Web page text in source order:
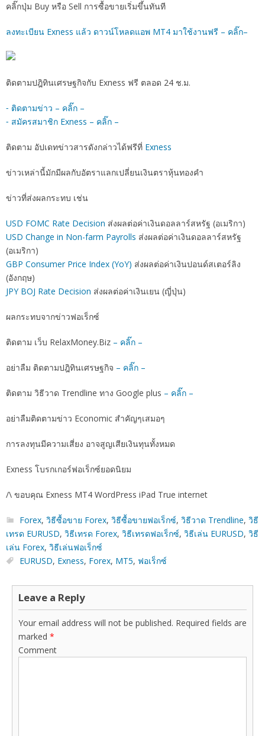
คลิ๊กปุ่ม Buy หรือ Sell การซื้อขายเริ่มขึ้นทันที
ลงทะเบียน Exness แล้ว ดาวน์โหลดแอพ MT4 มาใช้งานฟรี – คลิ๊ก–
ติดตามปฎิทินเศรษฐกิจกับ Exness ฟรี ตลอด 24 ช.ม.
⁃ ติดตามข่าว – คลิ๊ก –
⁃ สมัครสมาชิก Exness – คลิ๊ก –
ติดตาม อัปเดทข่าวสารดังกล่าวได้ฟรีที่ Exness
ข่าวเหล่านี้มักมีผลกับอัตราแลกเปลี่ยนเงินตราหุ้นทองคำ
ข่าวที่ส่งผลกระทบ เช่น
USD FOMC Rate Decision ส่งผลต่อค่าเงินดอลลาร์สหรัฐ (อเมริกา)
USD Change in Non-farm Payrolls ส่งผลต่อค่าเงินดอลลาร์สหรัฐ
(อเมริกา)
GBP Consumer Price Index (YoY) ส่งผลต่อค่าเงินปอนด์สเตอร์ลิง
(อังกฤษ)
JPY BOJ Rate Decision ส่งผลต่อค่าเงินเยน (ญี่ปุ่น)
ผลกระทบจากข่าวฟอเร็กซ์
ติดตาม เว็บ RelaxMoney.Biz – คลิ๊ก –
อย่าลืม ติดตามปฎิทินเศรษฐกิจ – คลิ๊ก –
ติดตาม วิธีวาด Trendline ทาง Google plus – คลิ๊ก –
อย่าลืมติดตามข่าว Economic สำคัญๆเสมอๆ
การลงทุนมีความเสี่ยง อาจสูญเสียเงินทุนทั้งหมด
Exness โบรกเกอร์ฟอเร็กซ์ยอดนิยม
/\ ขอบคุณ Exness MT4 WordPress iPad True internet
Forex, วิธีซื้อขาย Forex, วิธีซื้อขายฟอเร็กซ์, วิธีวาด Trendline, วิธี
เทรด EURUSD, วิธีเทรด Forex, วิธีเทรดฟอเร็กซ์, วิธีเล่น EURUSD, วิธี
เล่น Forex, วิธีเล่นฟอเร็กซ์
EURUSD, Exness, Forex, MT5, ฟอเร็กซ์
Leave a Reply
Your email address will not be published. Required fields are
marked *
Comment